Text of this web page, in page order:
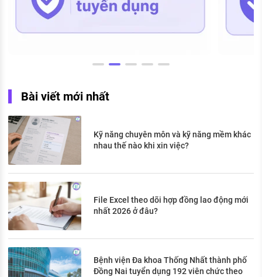
Bài viết mới nhất
Kỹ năng chuyên môn và kỹ năng mềm khác
nhau thế nào khi xin việc?
File Excel theo dõi hợp đồng lao động mới
nhất 2026 ở đâu?
Bệnh viện Đa khoa Thống Nhất thành phố
Đồng Nai tuyển dụng 192 viên chức theo